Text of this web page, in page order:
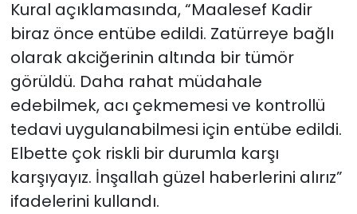
Kural açıklamasında, “Maalesef Kadir
biraz önce entübe edildi. Zatürreye bağlı
olarak akciğerinin altında bir tümör
görüldü. Daha rahat müdahale
edebilmek, acı çekmemesi ve kontrollü
tedavi uygulanabilmesi için entübe edildi.
Elbette çok riskli bir durumla karşı
karşıyayız. İnşallah güzel haberlerini alırız”
ifadelerini kullandı.